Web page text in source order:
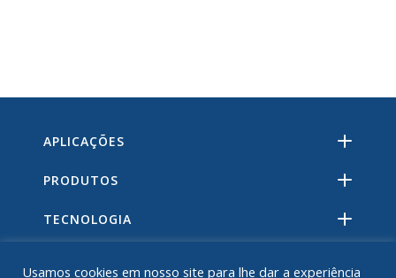
APLICAÇÕES
PRODUTOS
TECNOLOGIA
Usamos cookies em nosso site para lhe dar a experiência